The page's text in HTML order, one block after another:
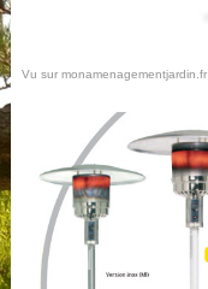
Vu sur monamenagementjardin.fr